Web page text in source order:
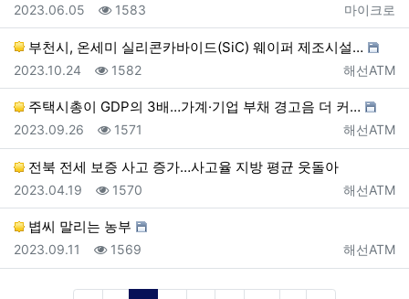
등록자
마이크로
등록일
2023.06.05 조회
1583
부천시, 온세미 실리콘카바이드(SiC) 웨이퍼 제조시설…
등록자
해선ATM
등록일
2023.10.24 조회
1582
주택시총이 GDP의 3배…가계·기업 부채 경고음 더 커…
등록자
해선ATM
등록일
2023.09.26 조회
1571
전북 전세 보증 사고 증가…사고율 지방 평균 웃돌아
등록자
해선ATM
등록일
2023.04.19 조회
1570
볍씨 말리는 농부
등록자
해선ATM
등록일
2023.09.11 조회
1569